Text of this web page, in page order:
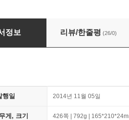
뒤흔들 12가지 트렌드
정보 리뷰/한줄평 (26/0)
행일 2014년 11월 05일
게, 크기 426쪽 | 792g |